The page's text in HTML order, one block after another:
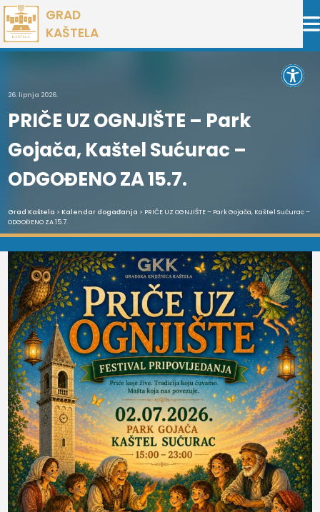
Preskoči
na
sadržaj
GRAD
KAŠTELA
26. lipnja 2026.
PRIČE UZ OGNJIŠTE – Park
Gojača, Kaštel Sućurac –
ODGOĐENO ZA 15.7.
Grad Kaštela > Kalendar događanja > PRIČE UZ OGNJIŠTE – Park Gojača, Kaštel Sućurac –
ODGOĐENO ZA 15.7.